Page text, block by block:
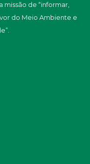
de “informar,
do Meio Ambiente e